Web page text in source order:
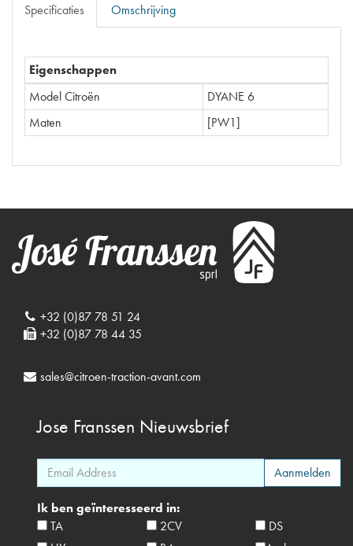
Specificaties Omschrijving
Eigenschappen
Model Citroën
DYANE 6
Maten
[PW1]
+32 (0)87 78 51 24
+32 (0)87 78 44 35
sales@citroen-traction-avant.com
Jose Franssen Nieuwsbrief
Ik ben geïnteresseerd in:
TA
2CV
DS